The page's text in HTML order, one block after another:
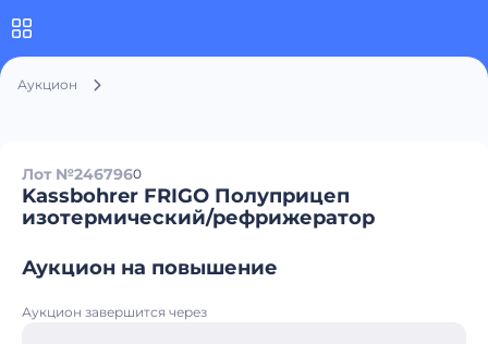
Аукцион
Лот №2467960
Kassbohrer FRIGO Полуприцеп
изотермический/рефрижератор
Аукцион на повышение
Аукцион завершится через